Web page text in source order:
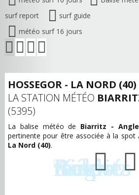
surf report
surf guide
météo surf 16 jours
HOSSEGOR - LA NORD (40)
LA STATION MÉTÉO
(5395)
La balise météo de Biarritz -
pertinente pour être associée à la spot
La Nord (40).